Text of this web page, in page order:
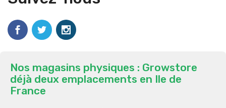
Nos magasins physiques : Growstore
déjà deux emplacements en Ile de
France